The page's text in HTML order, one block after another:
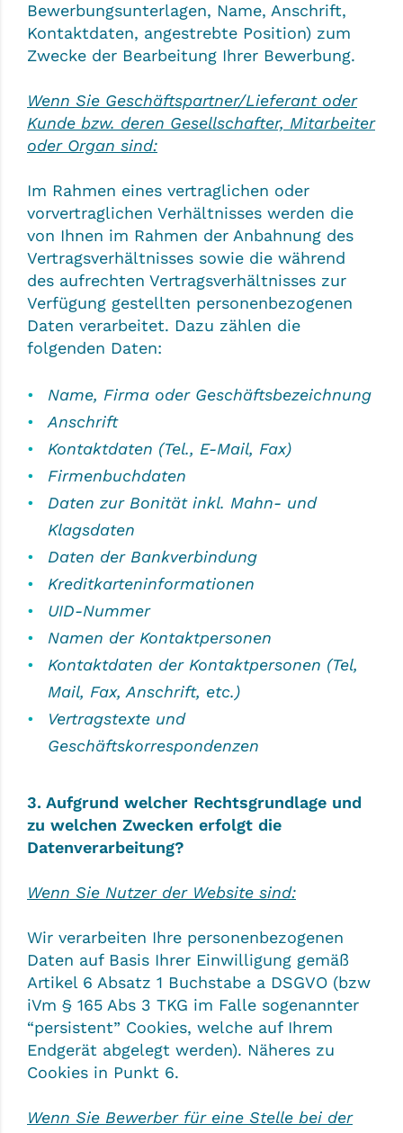
Bewerbungsunterlagen, Name, Anschrift,
Kontaktdaten, angestrebte Position) zum
Zwecke der Bearbeitung Ihrer Bewerbung.
Wenn Sie Geschäftspartner/Lieferant oder
Kunde bzw. deren Gesellschafter, Mitarbeiter
oder Organ sind:
Im Rahmen eines vertraglichen oder
vorvertraglichen Verhältnisses werden die
von Ihnen im Rahmen der Anbahnung des
Vertragsverhältnisses sowie die während
des aufrechten Vertragsverhältnisses zur
Verfügung gestellten personenbezogenen
Daten verarbeitet. Dazu zählen die
folgenden Daten:
Name, Firma oder Geschäftsbezeichnung
Anschrift
Kontaktdaten (Tel., E-Mail, Fax)
Firmenbuchdaten
Daten zur Bonität inkl. Mahn- und
Klagsdaten
Daten der Bankverbindung
Kreditkarteninformationen
UID-Nummer
Namen der Kontaktpersonen
Kontaktdaten der Kontaktpersonen (Tel,
Mail, Fax, Anschrift, etc.)
Vertragstexte und
Geschäftskorrespondenzen
3. Aufgrund welcher Rechtsgrundlage und
zu welchen Zwecken erfolgt die
Datenverarbeitung?
Wenn Sie Nutzer der Website sind:
Wir verarbeiten Ihre personenbezogenen
Daten auf Basis Ihrer Einwilligung gemäß
Artikel 6 Absatz 1 Buchstabe a DSGVO (bzw
iVm § 165 Abs 3 TKG im Falle sogenannter
“persistent” Cookies, welche auf Ihrem
Endgerät abgelegt werden). Näheres zu
Cookies in Punkt 6.
Wenn Sie Bewerber für eine Stelle bei der